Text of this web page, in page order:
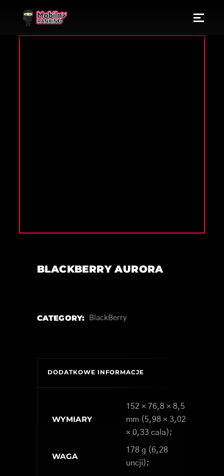
BLACKBERRY AURORA
CATEGORY: BlackBerry
DODATKOWE INFORMACJE
WYMIARY
152 × 76,8 × 8,5
mm (5,98 × 3,02
× 0,33 cala);
WAGA
178 g (6,28
uncji);